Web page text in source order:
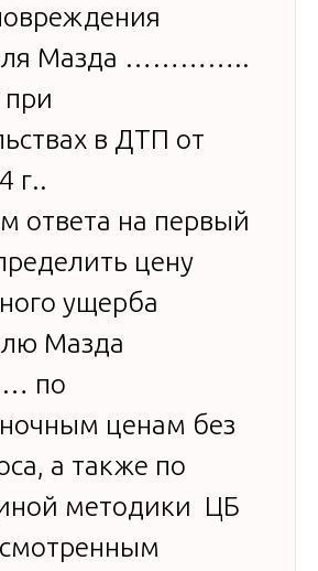
Мазда …………..
в ДТП от
г..
ответа на первый
цену
ущерба
Мазда
по
ценам без
а также по
методики ЦБ